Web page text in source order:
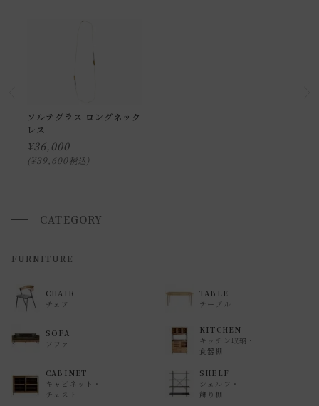
お届け時間帯(大型以外) は、
申し訳ございませんが、具体的な時間帯指定をしての出荷は
できません。
また、日曜・祝日は、時間帯指定ができません。
いませ 。
返品・交換について
ご覧ください。
ソルテグラス ロングネック
レス
¥36,000
¥39,600 税込
CATEGORY
FURNITURE
CHAIR
チェア
TABLE
テーブル
SOFA
ソファ
KITCHEN
キッチン収納・
食器棚
CABINET
キャビネット・
チェスト
SHELF
シェルフ・
飾り棚